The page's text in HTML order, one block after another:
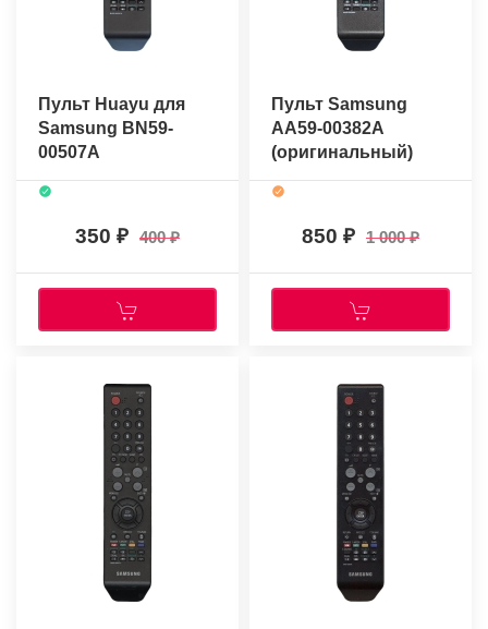
Пульт Huayu для
Samsung BN59-
00507A
350 400
Пульт Samsung
AA59-00382A
(оригинальный)
850 1 000